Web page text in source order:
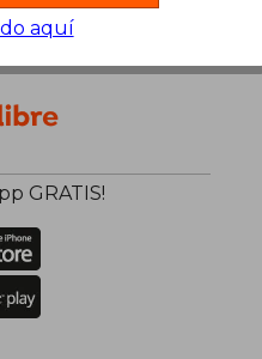
GRATIS!
aquí